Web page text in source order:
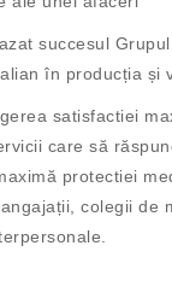
succesul
în producția și
satisfactiei
care să
protectiei
colegii de